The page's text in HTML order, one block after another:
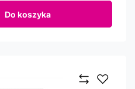
Do koszyka